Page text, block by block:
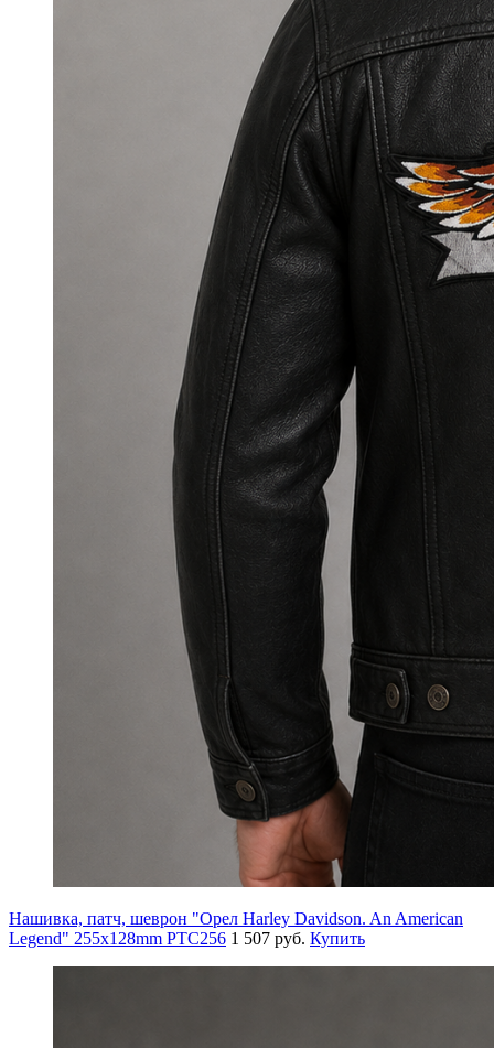
Нашивка, патч, шеврон "Орел Harley Davidson. An American
Legend" 255x128mm PTC256 1 507 руб. Купить